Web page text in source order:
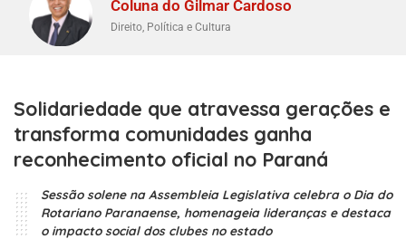
Coluna do Gilmar Cardoso
Direito, Política e Cultura
Solidariedade que atravessa gerações e
transforma comunidades ganha
reconhecimento oficial no Paraná
Sessão solene na Assembleia Legislativa celebra o Dia do
Rotariano Paranaense, homenageia lideranças e destaca
o impacto social dos clubes no estado